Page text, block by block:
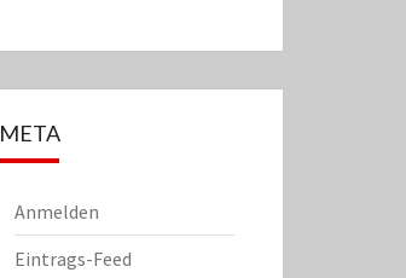
META
Anmelden
Eintrags-Feed